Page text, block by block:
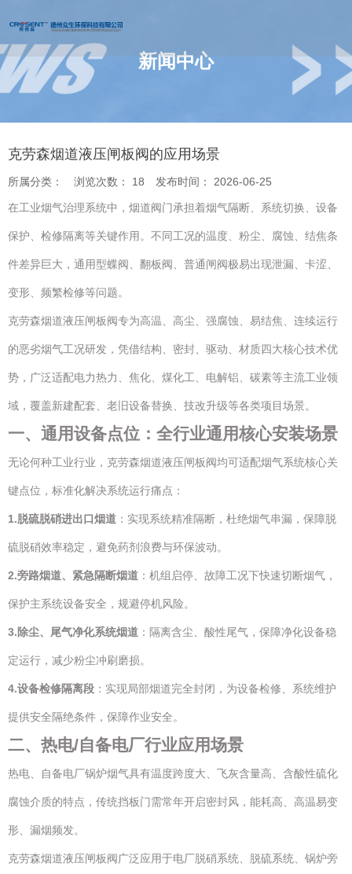
新闻中心
克劳森烟道液压闸板阀的应用场景
所属分类： 浏览次数： 18 发布时间： 2026-06-25
在工业烟气治理系统中，烟道阀门承担着烟气隔断、系统切换、设备
保护、检修隔离等关键作用。不同工况的温度、粉尘、腐蚀、结焦条
件差异巨大，通用型蝶阀、翻板阀、普通闸阀极易出现泄漏、卡涩、
变形、频繁检修等问题。
克劳森烟道液压闸板阀专为高温、高尘、强腐蚀、易结焦、连续运行
的恶劣烟气工况研发，凭借结构、密封、驱动、材质四大核心技术优
势，广泛适配电力热力、焦化、煤化工、电解铝、碳素等主流工业领
域，覆盖新建配套、老旧设备替换、技改升级等各类项目场景。
一、通用设备点位：全行业通用核心安装场景
无论何种工业行业，克劳森烟道液压闸板阀均可适配烟气系统核心关
键点位，标准化解决系统运行痛点：
1.脱硫脱硝进出口烟道 ：实现系统精准隔断，杜绝烟气串漏，保障脱
硫脱硝效率稳定，避免药剂浪费与环保波动。
2.旁路烟道、紧急隔断烟道 ：机组启停、故障工况下快速切断烟气，
保护主系统设备安全，规避停机风险。
3.除尘、尾气净化系统烟道 ：隔离含尘、酸性尾气，保障净化设备稳
定运行，减少粉尘冲刷磨损。
4.设备检修隔离段 ：实现局部烟道完全封闭，为设备检修、系统维护
提供安全隔绝条件，保障作业安全。
二、热电/自备电厂行业应用场景
热电、自备电厂锅炉烟气具有温度跨度大、飞灰含量高、含酸性硫化
腐蚀介质的特点，传统挡板门需常年开启密封风，能耗高、高温易变
形、漏烟频发。
克劳森烟道液压闸板阀广泛应用于电厂脱硝系统、脱硫系统、锅炉旁